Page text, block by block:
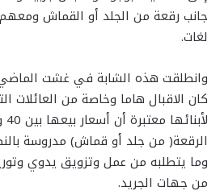
لغات.
وانطلقت هذه الشابة في غشت
كان الاقبال هاما وخاصة من العائلات
الرقعة( من جلد أو قماش) مدروسة
وما يتطلبه من عمل وتزويق يدوي
من جهات الجريد.